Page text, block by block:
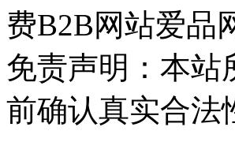
费B2B网站爱品
免责声明：本站
前确认真实合法